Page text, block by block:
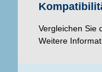
Vergleichen Sie
Weitere